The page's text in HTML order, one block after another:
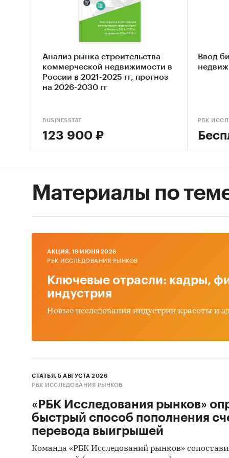
домов
При
Анализ рынка строительства
коммерческой недвижимости в
России в 2021-2025 гг, прогноз
на 2026-2030 гг
BUSINESSTAT
123 900 ₽
Ввод
РБК
Материалы по
AКЦИЯ, 19 ИЮНЯ 2026
РБК ИССЛЕДОВАНИЯ РЫНКОВ
Ключевые отрасли: кадры,
индустрия
Новые исследования индустрии красоты и
СТАТЬЯ, 5 АВГУСТА 2026
РБК ИССЛЕДОВАНИЯ РЫНКОВ
«РБК Исследования рынков»
быстрый способ пополнения
перевода выигрышей
Команда «РБК Исследований рынков»